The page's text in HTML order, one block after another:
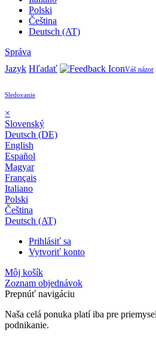
Polski
Čeština
Deutsch (AT)
Správa
Jazyk Hľadať Váš názor
Sledovanie
×
Slovenský
Deutsch (DE)
English
Español
Magyar
Français
Italiano
Polski
Čeština
Deutsch (AT)
Prihlásiť sa
Vytvoriť konto
Môj košík
Zoznam objednávok
Prepnúť navigáciu
Naša celá ponuka platí iba pre
podnikanie.